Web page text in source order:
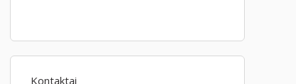
Kontaktai